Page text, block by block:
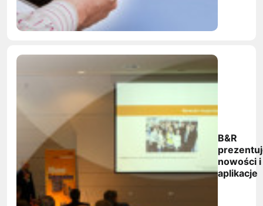
B&R
nowości i
aplikacje